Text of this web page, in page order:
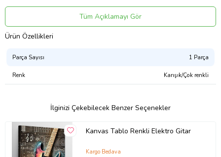
·Şase ve Yapı Dayanıklılığı:Tablolarımızda, 3 cm kalınlığında,
sağlam ve sert bir şase (çerçeve) kullanılmaktadır. Bu özel şase
yapısı, zamanla eğilme, bükülme veya sarkma gibi istenmeyen
deformasyonları engeller. Ayrıca, görsel baskı, kasnağın dört
etkileyici ve sanatsal bir duruş sergiler.
Çerçeve İhtiyacı:
Tablolarımız, çerçeve ihtiyacı olmadan asılmaya
uygun şekilde tasarlanmıştır. Kenarlara kadar uzanan baskı
sağlar. Böylece, dekorasyonunuza modern ve minimalist bir
dokunuş katarsınız.
Ürün Kodu:kcm85388736
Tüm Açıklamayı Gör
Ürün Özellikleri
Parça Sayısı 1 Parça
Renk Karışık/Çok renkli
İlginizi Çekebilecek Benzer Seçenekler
Kanvas Tablo Renkli Elektro Gitar
Kargo Bedava